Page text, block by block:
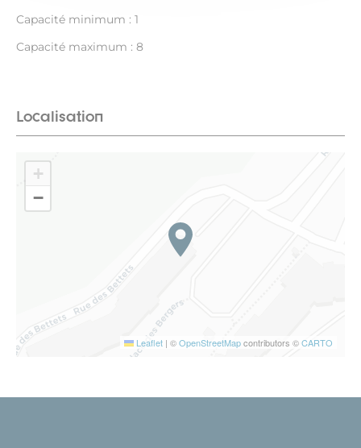
Capacité minimum : 1
Capacité maximum : 8
Localisation
+
−
Leaflet | ©OpenStreetMapcontributors ©CARTO